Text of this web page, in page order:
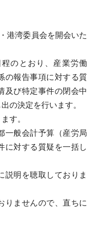
港湾委員会を開会いた
のとおり、産業労働
の報告事項に対する質
及び特定事件の閉会中
の決定を行います。
す。
般会計予算（産労局
に対する質疑を一括し
明を聴取しておりま
ませんので、直ちに